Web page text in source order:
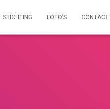
STICHTING FOTO’S CONTACT